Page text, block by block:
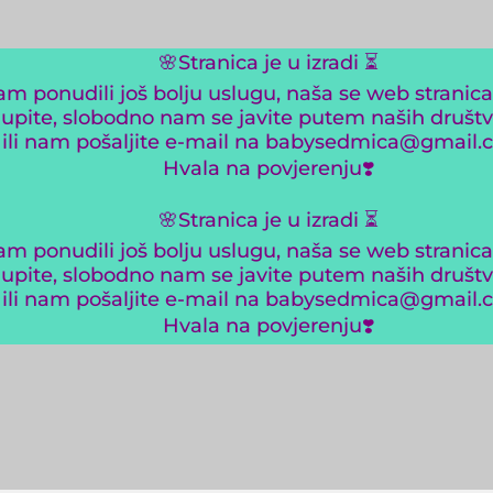
🌸Stranica je u izradi ⏳️
ponudili još bolju uslugu, naša se web
slobodno nam se javite putem naših
ili nam pošaljite e-mail na
Hvala na povjerenju❣️
🌸Stranica je u izradi ⏳️
ponudili još bolju uslugu, naša se web
slobodno nam se javite putem naših
ili nam pošaljite e-mail na
Hvala na povjerenju❣️